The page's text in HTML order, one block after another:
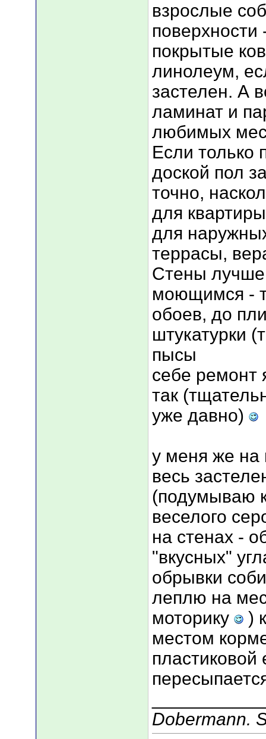
взрослые
поверхности
покрытые
линолеум,
застелен. А
ламинат и
любимых
Если только
доской пол
точно,
для
для
террасы,
Стены лучше
моющимся -
обоев, до
штукатурки
пысы
себе ремонт
так
уже давно)
у меня же на
весь
(подумываю
веселого
на стенах -
"вкусных"
обрывки
леплю на
моторику
)
местом
пластиковой
Dobermann.